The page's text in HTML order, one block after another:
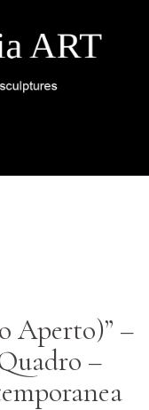
Aperto)” –
–